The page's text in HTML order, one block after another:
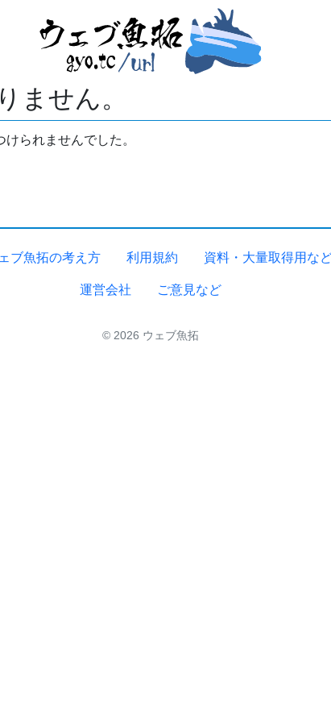
ません。
られませんでした。
ブ魚拓の考え方 利用規約 資料・大量取得用な
運営会社 ご意見など
© 2026 ウェブ魚拓